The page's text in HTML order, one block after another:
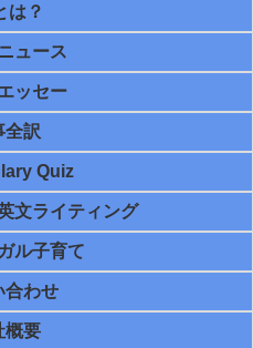
は？
ュース
ッセー
全訳
Quiz
文ライティング
ル子育て
合わせ
概要